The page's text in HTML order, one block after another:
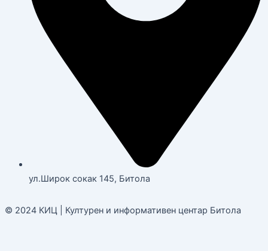
ул.Широк сокак 145, Битола
© 2024 КИЦ | Културен и информативен центар Битола